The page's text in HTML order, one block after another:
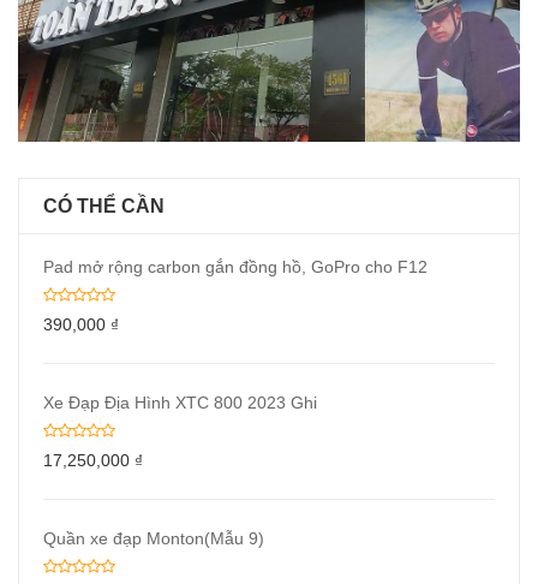
CÓ THỂ CẦN
Pad mở rộng carbon gắn đồng hồ, GoPro cho F12
390,000 ₫
Xe Đạp Địa Hình XTC 800 2023 Ghi
17,250,000 ₫
Quần xe đạp Monton(Mẫu 9)